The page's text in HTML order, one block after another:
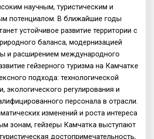
научным, туристическим и
потенциалом. В ближайшие годы
устойчивое развитие территории с
баланса, модернизацией
и расширением международного
гейзерного туризма на Камчатке
подхода: технологической
экологического регулирования и
персонала в отрасли.
изменений и роста интереса
зонам, гейзеры Камчатка выступают
достопримечательность,